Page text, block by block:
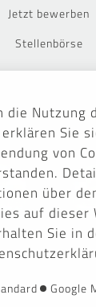
Jetzt bewerben
Stellenbörse
-September
die Nutzung
Sie
von
über
auf dieser
Sie in
Google